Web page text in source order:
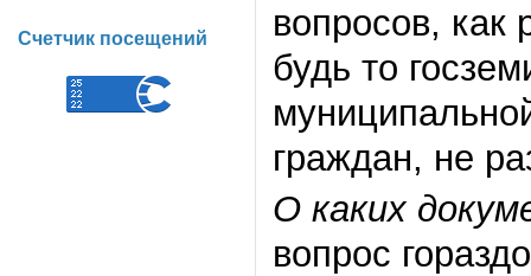
вопросов, как
будь то
граждан, не
О каких
вопрос
Счетчик посещений